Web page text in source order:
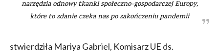
narzędzia odnowy tkanki społeczno-gospodarczej Europy,
które to zdanie czeka nas po zakończeniu pandemii
stwierdziła Mariya Gabriel, Komisarz UE ds.